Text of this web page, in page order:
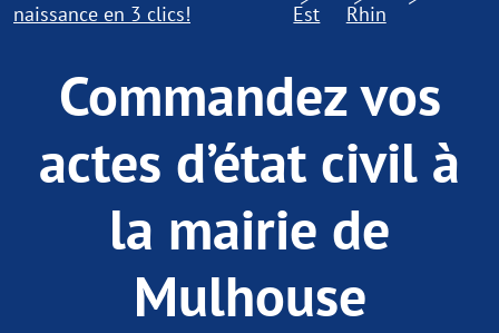
naissance en 3 clics!
Est
Rhin
Commandez vos
actes d’état civil à
la mairie de
Mulhouse